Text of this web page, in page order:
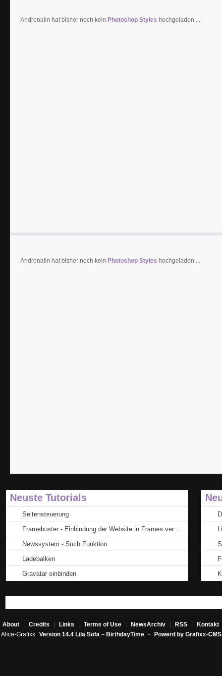
Andrenalin hat bisher noch kein Photoshop Styles hochgeladen ...
Andrenalin hat bisher noch kein Photoshop Styles hochgeladen ...
Neuste Tutorials
Seitensteuerung
Framebuster - Einbindung der Website in Frames ver ...
Newssystem - Such Funktion
Ladebalken
Gravatar einbinden
About Credits Links Terms of Use NewsArchiv RSS Kontakt
Alice-Grafixx Version 14.4 Lila Sofa ~ BirthdayTime - Powerd by Grafixx-CMS